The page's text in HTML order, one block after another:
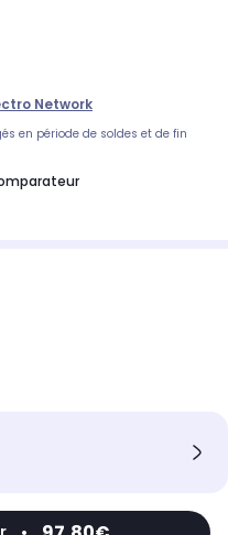
Network
en période de soldes et de fin